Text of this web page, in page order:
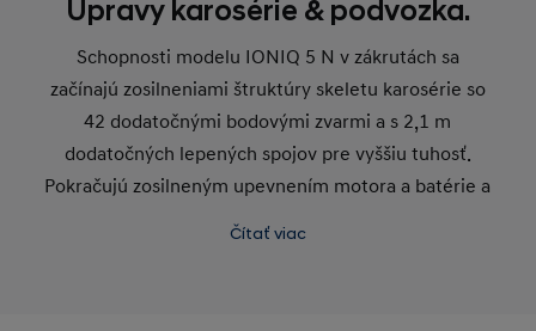
Úpravy karosérie & podvozka.
Schopnosti modelu IONIQ 5 N v zákrutách sa
začínajú zosilneniami štruktúry skeletu karosérie so
42 dodatočnými bodovými zvarmi a s 2,1 m
dodatočných lepených spojov pre vyššiu tuhosť.
Pokračujú zosilneným upevnením motora a batérie a
končia sa pevnejším predným a zadným pomocným
Čítať viac